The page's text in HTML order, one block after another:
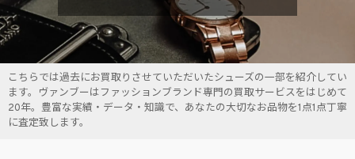
こちらでは過去にお買取りさせていただいたシューズの一部を紹介してい
ます。ヴァンブーはファッションブランド専門の買取サービスをはじめて
20年。豊富な実績・データ・知識で、あなたの大切なお品物を1点1点丁寧
に査定致します。